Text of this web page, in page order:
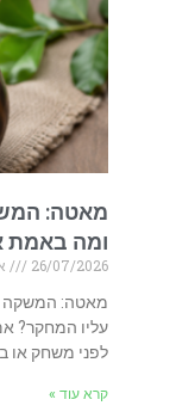
מאטה:
ומה באמת
26/07/2026
מאטה: המשקה
עליו המחקר?
לפני משחק או
קרא עוד »